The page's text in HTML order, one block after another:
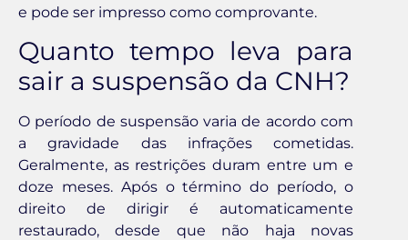
e pode ser impresso como comprovante.
Quanto tempo leva para
sair a suspensão da CNH?
O período de suspensão varia de acordo com
a gravidade das infrações cometidas.
Geralmente, as restrições duram entre um e
doze meses. Após o término do período, o
direito de dirigir é automaticamente
restaurado, desde que não haja novas